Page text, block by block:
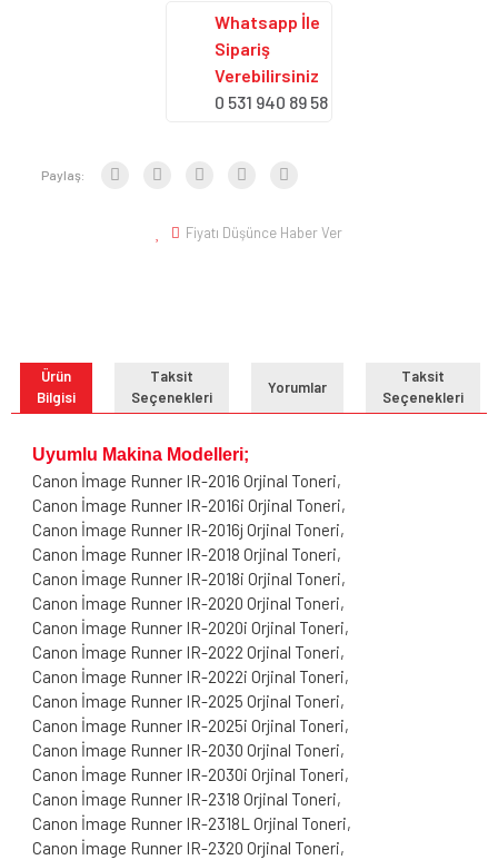
Whatsapp İle
Sipariş
Verebilirsiniz
0 531 940 89 58
Paylaş:
Fiyatı Düşünce Haber Ver
Ürün
Bilgisi
Taksit
Seçenekleri
Yorumlar
Taksit
Seçenekleri
Uyumlu Makina Modelleri;
Canon İmage Runner IR-2016 Orjinal Toneri,
Canon İmage Runner IR-2016i Orjinal Toneri,
Canon İmage Runner IR-2016j Orjinal Toneri,
Canon İmage Runner IR-2018 Orjinal Toneri,
Canon İmage Runner IR-2018i Orjinal Toneri,
Canon İmage Runner IR-2020 Orjinal Toneri,
Canon İmage Runner IR-2020i Orjinal Toneri,
Canon İmage Runner IR-2022 Orjinal Toneri,
Canon İmage Runner IR-2022i Orjinal Toneri,
Canon İmage Runner IR-2025 Orjinal Toneri,
Canon İmage Runner IR-2025i Orjinal Toneri,
Canon İmage Runner IR-2030 Orjinal Toneri,
Canon İmage Runner IR-2030i Orjinal Toneri,
Canon İmage Runner IR-2318 Orjinal Toneri,
Canon İmage Runner IR-2318L Orjinal Toneri,
Canon İmage Runner IR-2320 Orjinal Toneri,